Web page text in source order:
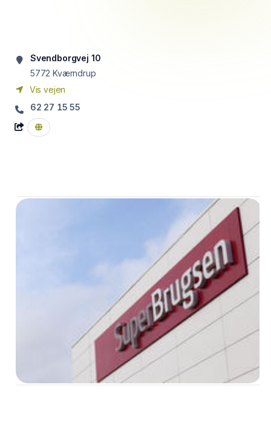
Svendborgvej 10
5772 Kværndrup
Vis vejen
62 27 15 55